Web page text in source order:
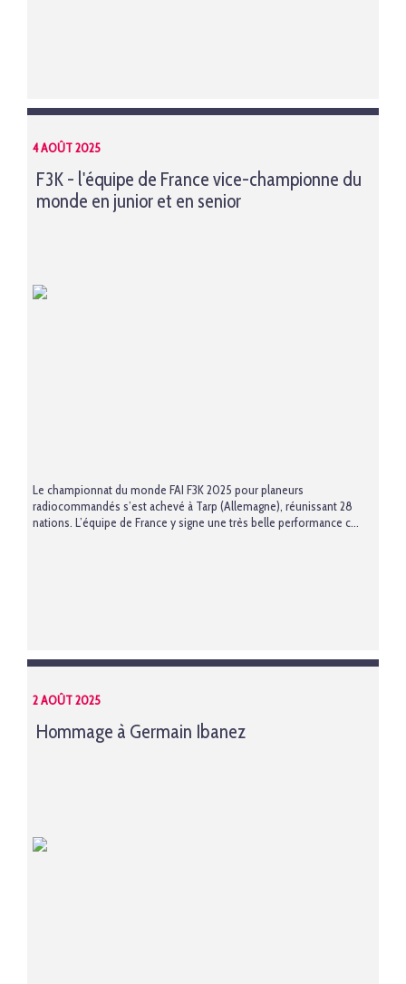
4 AOÛT 2025
F3K - l'équipe de France vice-championne du
monde en junior et en senior
Le championnat du monde FAI F3K 2025 pour planeurs
radiocommandés s’est achevé à Tarp (Allemagne), réunissant 28
nations. L’équipe de France y signe une très belle performance c...
2 AOÛT 2025
Hommage à Germain Ibanez